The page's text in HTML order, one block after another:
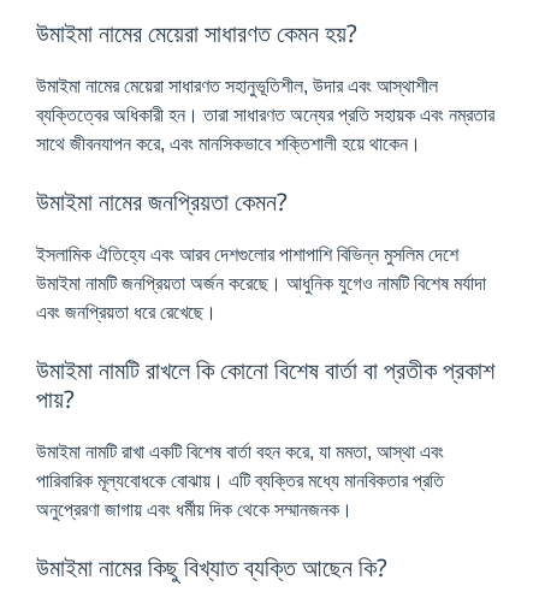
উমাইমা নামের মেয়েরা সাধারণত কেমন হয়?
উমাইমা নামের মেয়েরা সাধারণত সহানুভূতিশীল, উদার এবং আস্থাশীল
ব্যক্তিত্বের অধিকারী হন। তারা সাধারণত অন্যের প্রতি সহায়ক এবং নম্রতার
সাথে জীবনযাপন করে, এবং মানসিকভাবে শক্তিশালী হয়ে থাকেন।
উমাইমা নামের জনপ্রিয়তা কেমন?
ইসলামিক ঐতিহ্যে এবং আরব দেশগুলোর পাশাপাশি বিভিন্ন মুসলিম দেশে
উমাইমা নামটি জনপ্রিয়তা অর্জন করেছে। আধুনিক যুগেও নামটি বিশেষ মর্যাদা
এবং জনপ্রিয়তা ধরে রেখেছে।
উমাইমা নামটি রাখলে কি কোনো বিশেষ বার্তা বা প্রতীক প্রকাশ
পায়?
উমাইমা নামটি রাখা একটি বিশেষ বার্তা বহন করে, যা মমতা, আস্থা এবং
পারিবারিক মূল্যবোধকে বোঝায়। এটি ব্যক্তির মধ্যে মানবিকতার প্রতি
অনুপ্রেরণা জাগায় এবং ধর্মীয় দিক থেকে সম্মানজনক।
উমাইমা নামের কিছু বিখ্যাত ব্যক্তি আছেন কি?